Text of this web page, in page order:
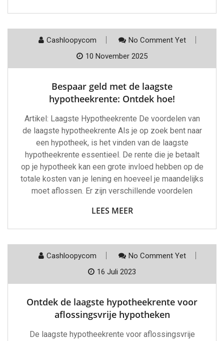
Cashloopycom
No Comment Yet
10 November 2025
Bespaar geld met de laagste
hypotheekrente: Ontdek hoe!
Artikel: Laagste Hypotheekrente De voordelen van
de laagste hypotheekrente Als je op zoek bent naar
een hypotheek, is het vinden van de laagste
hypotheekrente essentieel. De rente die je betaalt
op je hypotheek kan een grote invloed hebben op de
totale kosten van je lening en hoeveel je maandelijks
moet aflossen. Er zijn verschillende voordelen
LEES MEER
Cashloopycom
No Comment Yet
16 Juli 2023
Ontdek de laagste hypotheekrente voor
aflossingsvrije hypotheken
De laagste hypotheekrente voor aflossingsvrije